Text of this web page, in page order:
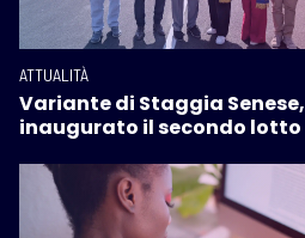
ATTUALITÀ
Variante di Staggia Senese,
inaugurato il secondo lotto